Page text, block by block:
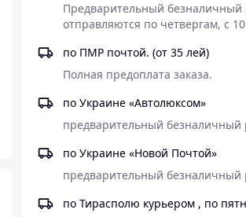
Предварительный безналичный
отправляются по четвергам, с
по ПМР почтой. (от 35 лей)
Полная предоплата заказа.
по Украине «Автолюксом»
предварительный безналичный
по Украине «Новой Почтой»
предварительный безналичный
по Тирасполю курьером , по